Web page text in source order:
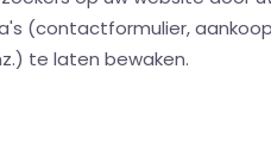
(contactformulier,
te laten bewaken.